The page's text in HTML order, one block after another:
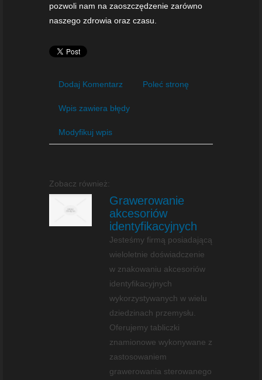
pozwoli nam na zaoszczędzenie zarówno
naszego zdrowia oraz czasu.
Dodaj Komentarz Poleć stronę
Wpis zawiera błędy
Modyfikuj wpis
Zobacz również:
Grawerowanie
akcesoriów
identyfikacyjnych
Jesteśmy firmą posiadającą
wieloletnie doświadczenie
w znakowaniu akcesoriów
identyfikacyjnych
wykorzystywanych w wielu
dziedzinach przemysłu.
Oferujemy tabliczki
znamionowe wykonywane z
zastosowaniem
grawerowania sterowanego